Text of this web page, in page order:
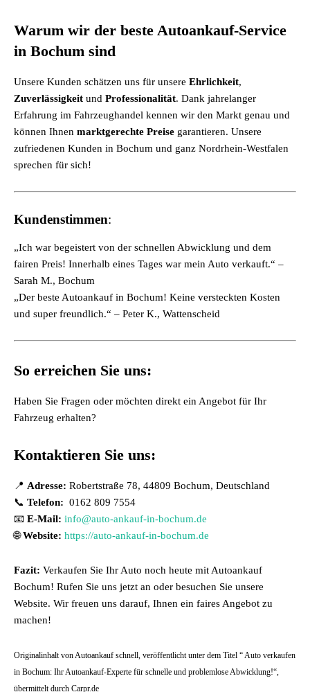
Warum wir der beste Autoankauf-Service
in Bochum sind
Unsere Kunden schätzen uns für unsere Ehrlichkeit,
Zuverlässigkeit und Professionalität. Dank jahrelanger
Erfahrung im Fahrzeughandel kennen wir den Markt genau und
können Ihnen marktgerechte Preise garantieren. Unsere
zufriedenen Kunden in Bochum und ganz Nordrhein-Westfalen
sprechen für sich!
Kundenstimmen:
„Ich war begeistert von der schnellen Abwicklung und dem
fairen Preis! Innerhalb eines Tages war mein Auto verkauft.“ –
Sarah M., Bochum
„Der beste Autoankauf in Bochum! Keine versteckten Kosten
und super freundlich.“ – Peter K., Wattenscheid
So erreichen Sie uns:
Haben Sie Fragen oder möchten direkt ein Angebot für Ihr
Fahrzeug erhalten?
Kontaktieren Sie uns:
📍 Adresse: Robertstraße 78, 44809 Bochum, Deutschland
📞 Telefon: 0162 809 7554
📧 E-Mail: info@auto-ankauf-in-bochum.de
🌐Website: https://auto-ankauf-in-bochum.de
Fazit: Verkaufen Sie Ihr Auto noch heute mit Autoankauf
Bochum! Rufen Sie uns jetzt an oder besuchen Sie unsere
Website. Wir freuen uns darauf, Ihnen ein faires Angebot zu
machen!
Originalinhalt von Autoankauf schnell, veröffentlicht unter dem Titel “ Auto verkaufen
in Bochum: Ihr Autoankauf-Experte für schnelle und problemlose Abwicklung!“,
übermittelt durch Carpr.de